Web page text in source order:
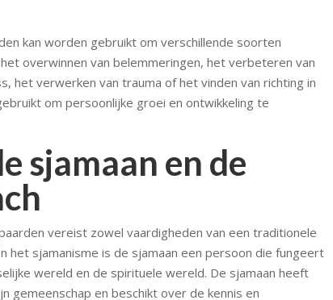
kan worden gebruikt om verschillende soorten
overwinnen van belemmeringen, het verbeteren van
het verwerken van trauma of het vinden van richting in
om persoonlijke groei en ontwikkeling te
sjamaan en de
vereist zowel vaardigheden van een traditionele
het sjamanisme is de sjamaan een persoon die fungeert
wereld en de spirituele wereld. De sjamaan heeft
gemeenschap en beschikt over de kennis en